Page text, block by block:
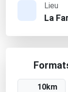
Lieu
La
10km